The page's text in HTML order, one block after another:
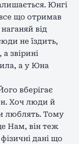
Юнгі
що отримав
від
не їздить,
звірині
а у Юна
вберігає
Хоч люди й
люблять. Тому
Нам, він теж
дані що